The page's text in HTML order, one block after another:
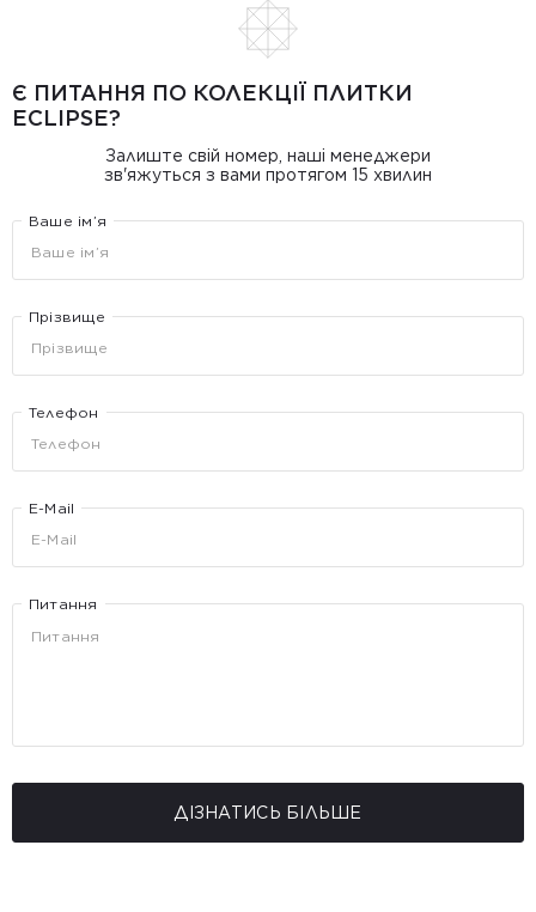
Є ПИТАННЯ ПО КОЛЕКЦІЇ ПЛИТКИ
ECLIPSE?
Залиште свій номер, наші менеджери
зв'яжуться з вами протягом 15 хвилин
Ваше ім’я
Прізвище
Телефон
E-Mail
Питання
ДІЗНАТИСЬ БІЛЬШЕ